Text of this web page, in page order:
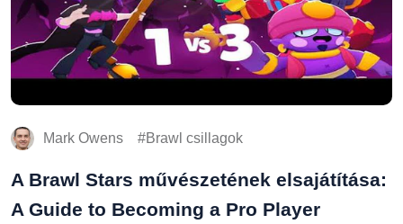
Mark Owens Brawl csillagok
A Brawl Stars művészetének elsajátítása:
A Guide to Becoming a Pro Player